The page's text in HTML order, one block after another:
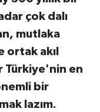
çok dalı
mutlaka
ortak akıl
Türkiye'nin en
bir
lazım.